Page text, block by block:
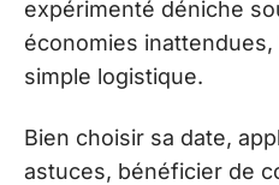
expérimenté déniche
économies inattendues,
simple logistique.
Bien choisir sa date,
astuces, bénéficier de